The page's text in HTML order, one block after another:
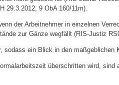
29.3.2012, 9 ObA 160/11m).
der Arbeitnehmer in einzelnen
zur Gänze wegfällt (RIS-Justiz
ein Blick in den
überschritten wird, sind